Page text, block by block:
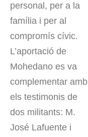
personal, per a la
família i per al
compromís cívic.
L’aportació de
Mohedano es va
complementar amb
els testimonis de
dos militants: M.
José Lafuente i